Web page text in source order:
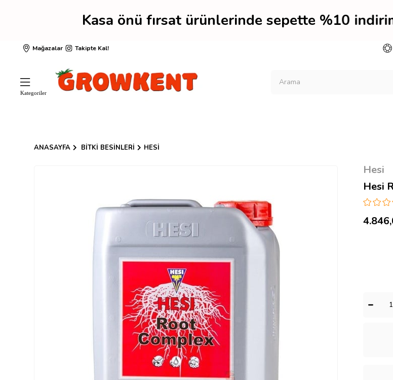
Kasa önü fırsat ürünlerinde sepette
Mağazalar Takipte Kal!
ANASAYFA BITKI BESINLERI HESI
Hesi
Hesi